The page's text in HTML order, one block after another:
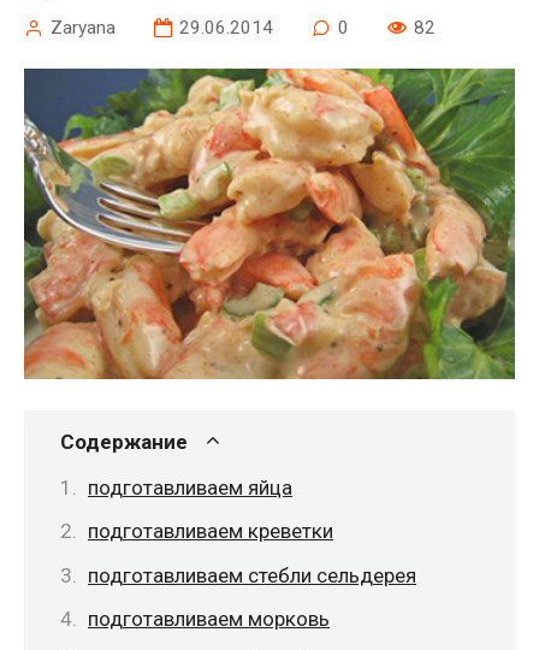
Zaryana 29.06.2014 0 82
Содержание
подготавливаем яйца
подготавливаем креветки
подготавливаем стебли сельдерея
подготавливаем морковь